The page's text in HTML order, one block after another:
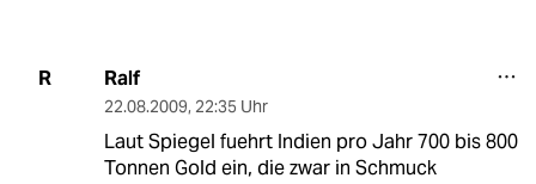
R Ralf
22.08.2009, 22:35 Uhr
Laut Spiegel fuehrt Indien pro Jahr 700 bis 800
Tonnen Gold ein, die zwar in Schmuck